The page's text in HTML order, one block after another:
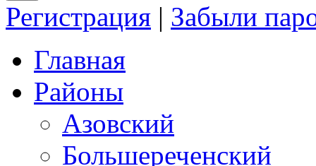
Регистрация | Забыли
Главная
Районы
Азовский
Большереченский